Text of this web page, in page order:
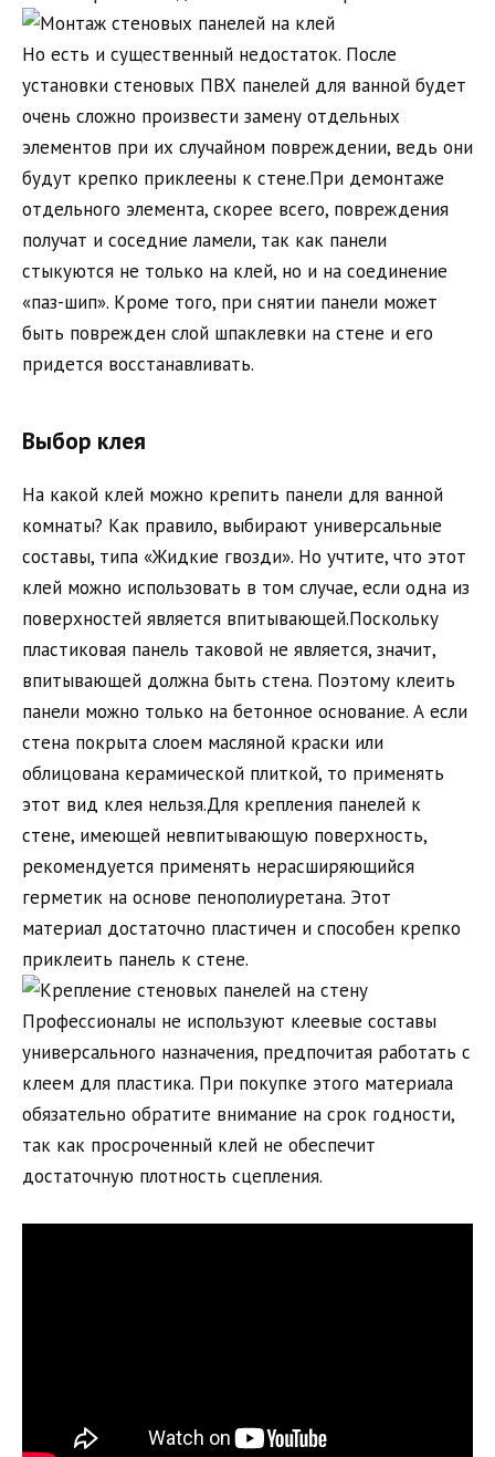
Но есть и существенный недостаток. После
установки стеновых ПВХ панелей для ванной будет
очень сложно произвести замену отдельных
элементов при их случайном повреждении, ведь они
будут крепко приклеены к стене.При демонтаже
отдельного элемента, скорее всего, повреждения
получат и соседние ламели, так как панели
стыкуются не только на клей, но и на соединение
«паз-шип». Кроме того, при снятии панели может
быть поврежден слой шпаклевки на стене и его
придется восстанавливать.
Выбор клея
На какой клей можно крепить панели для ванной
комнаты? Как правило, выбирают универсальные
составы, типа «Жидкие гвозди». Но учтите, что этот
клей можно использовать в том случае, если одна из
поверхностей является впитывающей.Поскольку
пластиковая панель таковой не является, значит,
впитывающей должна быть стена. Поэтому клеить
панели можно только на бетонное основание. А если
стена покрыта слоем масляной краски или
облицована керамической плиткой, то применять
этот вид клея нельзя.Для крепления панелей к
стене, имеющей невпитывающую поверхность,
рекомендуется применять нерасширяющийся
герметик на основе пенополиуретана. Этот
материал достаточно пластичен и способен крепко
приклеить панель к стене.
Профессионалы не используют клеевые составы
универсального назначения, предпочитая работать с
клеем для пластика. При покупке этого материала
обязательно обратите внимание на срок годности,
так как просроченный клей не обеспечит
достаточную плотность сцепления.